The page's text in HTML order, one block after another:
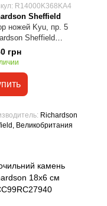
R14000K368KA4
Sheffield
ножей Kyu, пр. 5
Sheffield
грн
Richardson
Великобритания